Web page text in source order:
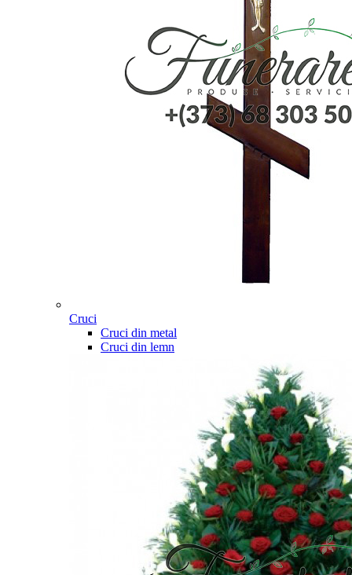
Cruci
Cruci din metal
Cruci din lemn